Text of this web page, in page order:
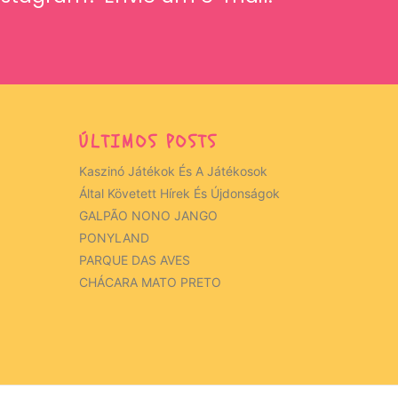
ÚLTIMOS POSTS
Kaszinó Játékok És A Játékosok
Által Követett Hírek És Újdonságok
GALPÃO NONO JANGO
PONYLAND
PARQUE DAS AVES
CHÁCARA MATO PRETO